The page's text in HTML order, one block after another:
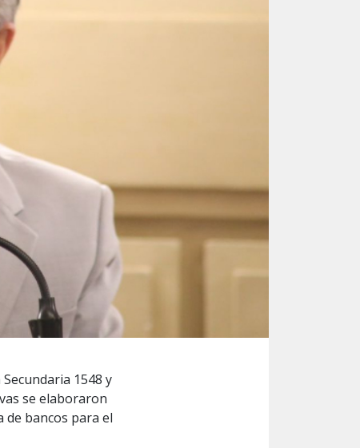
1548 y
se elaboraron
bancos para el